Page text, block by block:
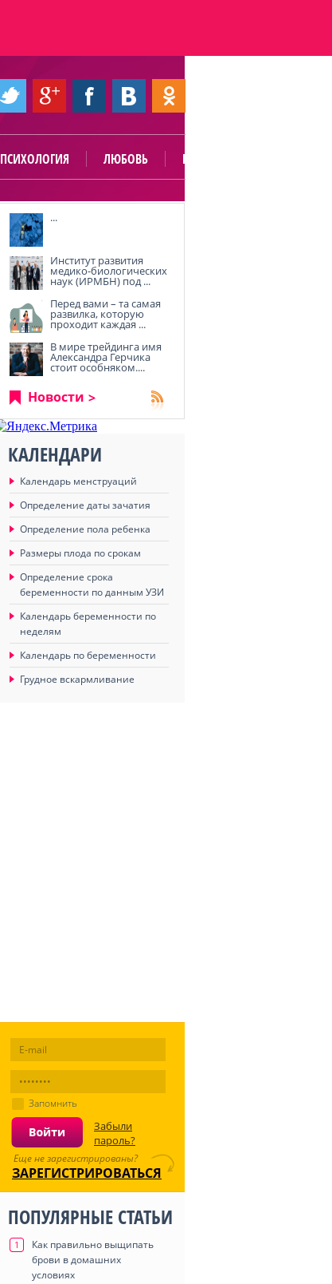
ПСИХОЛОГИЯ ЛЮБОВЬ ПОЛЕЗНО
...
Институт развития
медико-биологических
наук (ИРМБН) под ...
Перед вами – та самая
развилка, которую
проходит каждая ...
В мире трейдинга имя
Александра Герчика
стоит особняком....
Новости
КАЛЕНДАРИ
Календарь менструаций
Определение даты зачатия
Определение пола ребенка
Размеры плода по срокам
Определение срока
беременности по данным УЗИ
Календарь беременности по
неделям
Календарь по беременности
Грудное вскармливание
Запомнить
Забыли
пароль?
Еще не зарегистрированы?
ЗАРЕГИСТРИРОВАТЬСЯ
ПОПУЛЯРНЫЕ СТАТЬИ
1
Как правильно выщипать
брови в домашних
условиях